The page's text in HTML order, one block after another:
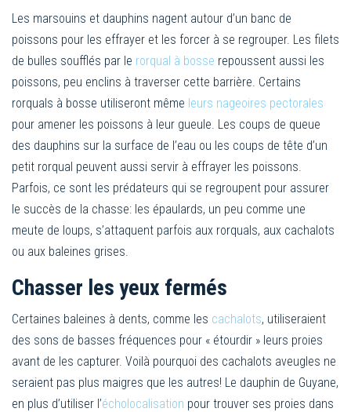
Les marsouins et dauphins nagent autour d’un banc de
poissons pour les effrayer et les forcer à se regrouper. Les filets
de bulles soufflés par le rorqual à bosse repoussent aussi les
poissons, peu enclins à traverser cette barrière. Certains
rorquals à bosse utiliseront même leurs nageoires pectorales
pour amener les poissons à leur gueule. Les coups de queue
des dauphins sur la surface de l’eau ou les coups de tête d’un
petit rorqual peuvent aussi servir à effrayer les poissons.
Parfois, ce sont les prédateurs qui se regroupent pour assurer
le succès de la chasse: les épaulards, un peu comme une
meute de loups, s’attaquent parfois aux rorquals, aux cachalots
ou aux baleines grises.
Chasser les yeux fermés
Certaines baleines à dents, comme les cachalots, utiliseraient
des sons de basses fréquences pour « étourdir » leurs proies
avant de les capturer. Voilà pourquoi des cachalots aveugles ne
seraient pas plus maigres que les autres! Le dauphin de Guyane,
en plus d’utiliser l’écholocalisation pour trouver ses proies dans